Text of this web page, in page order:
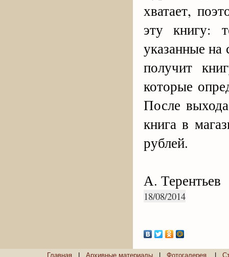
хватает,
эту книгу:
указанные на
получит
которые
После
книга в
рублей.
А. Терентьев
18/08/2014
Главная Архивные материалы Фотогалерея